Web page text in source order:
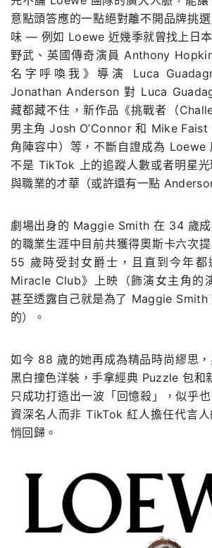
意點頭答應的一點絕對離不開品牌挑
味 — 例如 Loewe 近幾季就曾找上日
野武、英國傳奇演員 Anthony
名字呼喚我》導演 Luca
Jonathan Anderson 對 Luca
藏都藏不住，新作品《挑戰者（
男主角 Josh O’Connor 和 Mike Faist
角陣容中）等，不斷自證成為 Loewe
不是 TikTok 上的追蹤人數或者明星
與職業的才華（或許還有一點
劇場出身的 Maggie Smith 在 34 歲
的職業生涯中目前共獲得奧斯卡六次
55 歲時受封女爵士，且直到今年都
Miracle Club》上映（飾演女主角的
甚至透露自己就是為了 Maggie Smith
的）。
如今 88 歲的她再成為精品時尚繆思
黑白撞色洋裝，手拿經典 Puzzle 包和
只成功打造出一波「回憶殺」，似乎
資深名人而非 TikTok 紅人擔任代言
悄回歸。